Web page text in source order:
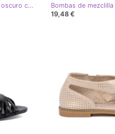
Shelvt Zapatillas de color beige oscuro con arco y un interior esponjoso de tipo mocasín
19,48 €